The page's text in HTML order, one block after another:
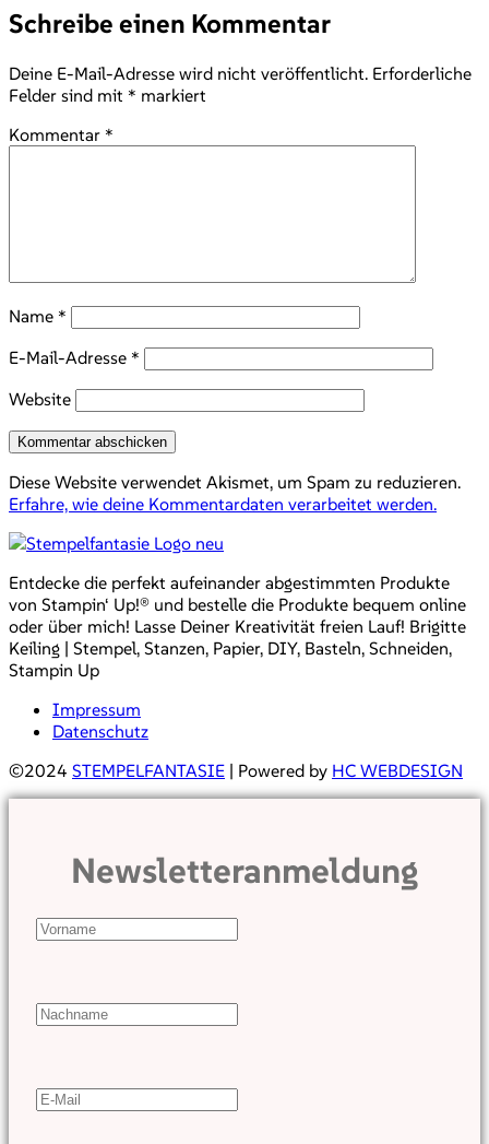
Schreibe einen Kommentar
Deine E-Mail-Adresse wird nicht veröffentlicht. Erforderliche
Felder sind mit * markiert
Kommentar *
Name *
E-Mail-Adresse *
Website
Diese Website verwendet Akismet, um Spam zu reduzieren.
Erfahre, wie deine Kommentardaten verarbeitet werden.
Entdecke die perfekt aufeinander abgestimmten Produkte
von Stampin‘ Up!® und bestelle die Produkte bequem online
oder über mich! Lasse Deiner Kreativität freien Lauf! Brigitte
Keiling | Stempel, Stanzen, Papier, DIY, Basteln, Schneiden,
Stampin Up
Impressum
Datenschutz
©2024 STEMPELFANTASIE | Powered by HC WEBDESIGN
Newsletteranmeldung